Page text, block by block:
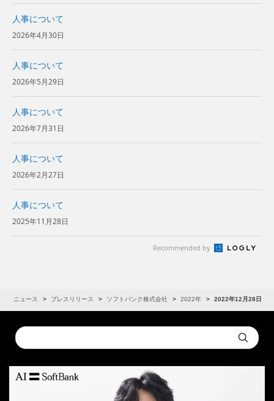
人事について
2026年4月30日
人事について
2026年5月29日
人事について
2026年7月31日
人事について
2026年2月27日
人事について
2025年11月28日
Recommended by
ニュース プレスリリース ソフトバンク株式会社 2022年 2022年12月28日
Conduct
a
Submit